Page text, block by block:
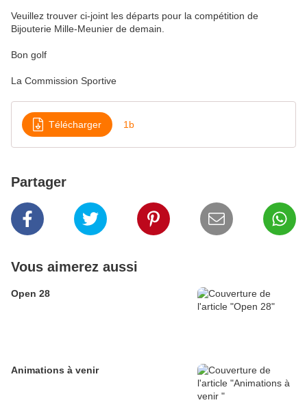
Veuillez trouver ci-joint les départs pour la compétition de
Bijouterie Mille-Meunier de demain.
Bon golf
La Commission Sportive
Télécharger 1b
Partager
Vous aimerez aussi
Open 28
Animations à venir